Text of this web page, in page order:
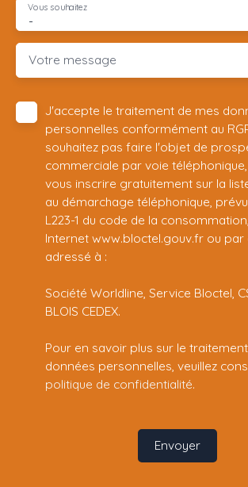
-
Vous souhaitez
Votre message
J'accepte le traitement de mes
personnelles conformément au
souhaitez pas faire l'objet de
commerciale par voie
vous inscrire gratuitement sur la
au démarchage téléphonique,
L223-1 du code de la
Internet www.bloctel.gouv.fr ou
adressé à :
Société Worldline, Service Bloctel, CS
BLOIS CEDEX.
Pour en savoir plus sur le
données personnelles, veuillez
politique de confidentialité.
Envoyer